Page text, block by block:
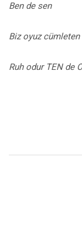
Ben de sen
Biz oyuz cümleten
Ruh odur TEN de